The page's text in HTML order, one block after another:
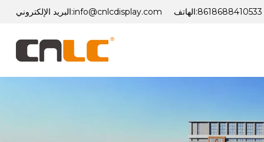
البريد الإلكتروني:info@cnlcdisplay.com الهاتف:8618688410533